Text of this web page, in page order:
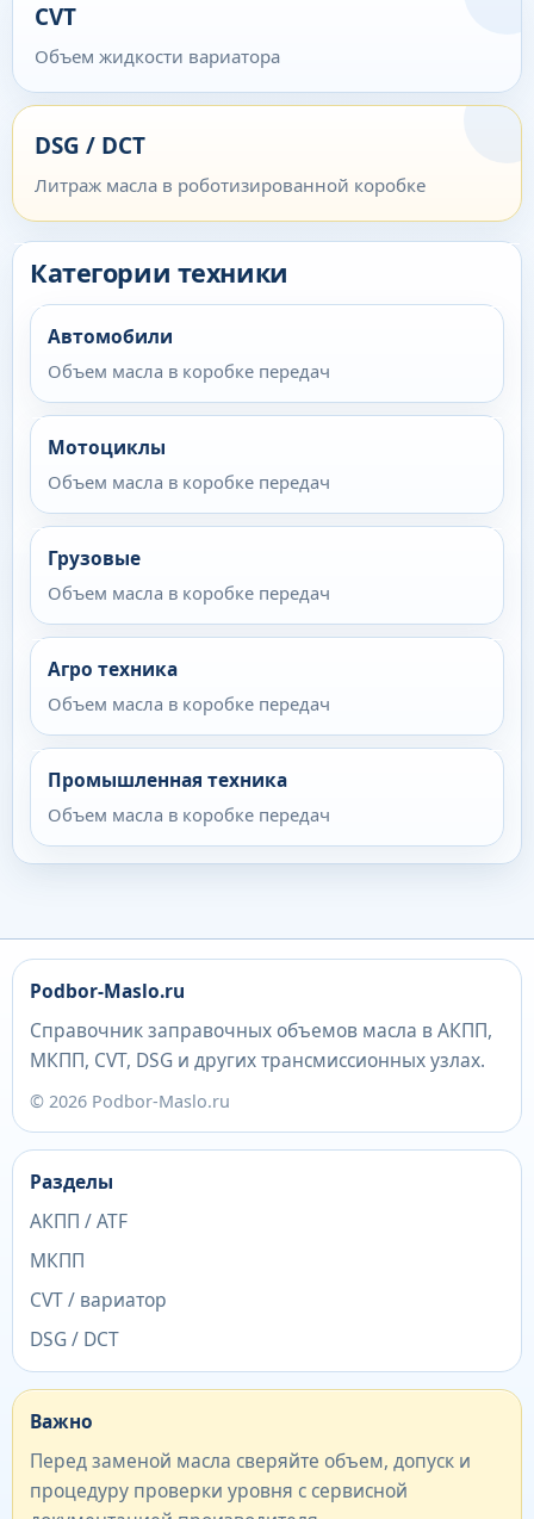
CVT
Объем жидкости вариатора
DSG / DCT
Литраж масла в роботизированной коробке
Категории техники
Автомобили
Объем масла в коробке передач
Мотоциклы
Объем масла в коробке передач
Грузовые
Объем масла в коробке передач
Агро техника
Объем масла в коробке передач
Промышленная техника
Объем масла в коробке передач
Podbor-Maslo.ru
Справочник заправочных объемов масла в АКПП,
МКПП, CVT, DSG и других трансмиссионных узлах.
© 2026 Podbor-Maslo.ru
Разделы
АКПП / ATF
МКПП
CVT / вариатор
DSG / DCT
Важно
Перед заменой масла сверяйте объем, допуск и
процедуру проверки уровня с сервисной